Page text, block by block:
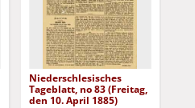
Niederschlesisches
Tageblatt, no 83 (Freitag,
den 10. April 1885)